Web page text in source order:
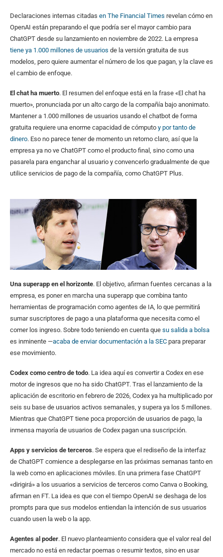
Declaraciones internas citadas en The Financial Times revelan cómo en
OpenAI están preparando el que podría ser el mayor cambio para
ChatGPT desde su lanzamiento en noviembre de 2022. La empresa
tiene ya 1.000 millones de usuarios de la versión gratuita de sus
modelos, pero quiere aumentar el número de los que pagan, y la clave es
el cambio de enfoque.
El chat ha muerto. El resumen del enfoque está en la frase «El chat ha
muerto», pronunciada por un alto cargo de la compañía bajo anonimato.
Mantener a 1.000 millones de usuarios usando el chatbot de forma
gratuita requiere una enorme capacidad de cómputo y por tanto de
dinero. Eso no parece tener de momento un retorno claro, así que la
empresa ya no ve ChatGPT como el producto final, sino como una
pasarela para enganchar al usuario y convencerlo gradualmente de que
utilice servicios de pago de la compañía, como ChatGPT Plus.
Una superapp en el horizonte. El objetivo, afirman fuentes cercanas a la
empresa, es poner en marcha una superapp que combina tanto
herramientas de programación como agentes de IA, lo que permitirá
sumar suscriptores de pago a una plataforma que necesita como el
comer los ingreso. Sobre todo teniendo en cuenta que su salida a bolsa
es inminente —acaba de enviar documentación a la SEC para preparar
ese movimiento.
Codex como centro de todo. La idea aquí es convertir a Codex en ese
motor de ingresos que no ha sido ChatGPT. Tras el lanzamiento de la
aplicación de escritorio en febrero de 2026, Codex ya ha multiplicado por
seis su base de usuarios activos semanales, y supera ya los 5 millones.
Mientras que ChatGPT tiene poca proporción de usuarios de pago, la
inmensa mayoría de usuarios de Codex pagan una suscripción.
Apps y servicios de terceros. Se espera que el rediseño de la interfaz
de ChatGPT comience a desplegarse en las próximas semanas tanto en
la web como en aplicaciones móviles. En una primera fase ChatGPT
«dirigirá» a los usuarios a servicios de terceros como Canva o Booking,
afirman en FT. La idea es que con el tiempo OpenAI se deshaga de los
prompts para que sus modelos entiendan la intención de sus usuarios
cuando usen la web o la app.
Agentes al poder. El nuevo planteamiento considera que el valor real del
mercado no está en redactar poemas o resumir textos, sino en usar